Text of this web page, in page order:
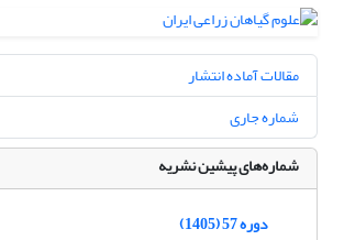
مقالات آماده انتشار
شماره جاری
شماره‌های پیشین نشریه
دوره 57 (1405)